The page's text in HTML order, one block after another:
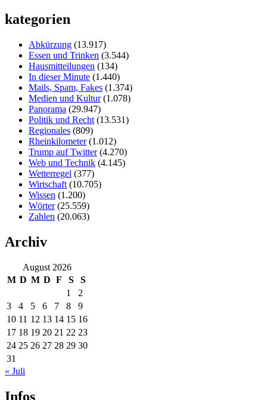
kategorien
Abkürzung (13.917)
Essen und Trinken (3.544)
Hausmitteilungen (134)
In dieser Minute (1.440)
Mails, Spam, Fakes (1.374)
Medien und Kultur(1.078)
Panorama (29.947)
Politik und Recht (13.531)
Regionales (809)
Rheinkilometer(1.012)
Trump auf Twitter(4.270)
Web und Technik (4.145)
Wetterregel (377)
Wirtschaft (10.705)
Wissen (1.200)
Wörter(25.559)
Zahlen (20.063)
Archiv
August 2026
M D M D F S
S
1
2
3
4 5 6 7 8
9
10 11 12 13 14 15 16
17 18 19 20 21 22 23
24 25 26 27 28 29 30
31
« Juli
Infos